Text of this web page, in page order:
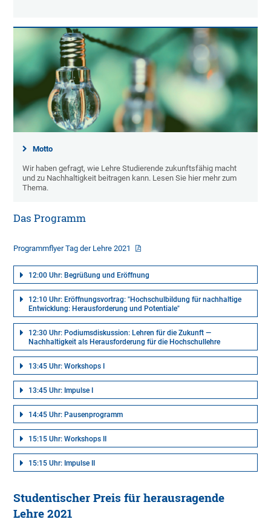
Motto
Wir haben gefragt, wie Lehre Studierende zukunftsfähig macht
und zu Nachhaltigkeit beitragen kann. Lesen Sie hier mehr zum
Thema.
Das Programm
Programmflyer Tag der Lehre 2021
12:00 Uhr: Begrüßung und Eröffnung
12:10 Uhr: Eröffnungsvortrag: "Hochschulbildung für nachhaltige
Entwicklung: Herausforderung und Potentiale"
12:30 Uhr: Podiumsdiskussion: Lehren für die Zukunft —
Nachhaltigkeit als Herausforderung für die Hochschullehre
13:45 Uhr: Workshops I
13:45 Uhr: Impulse I
14:45 Uhr: Pausenprogramm
15:15 Uhr: Workshops II
15:15 Uhr: Impulse II
Studentischer Preis für herausragende
Lehre 2021